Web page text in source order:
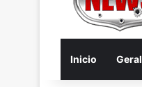
Inicio Geral